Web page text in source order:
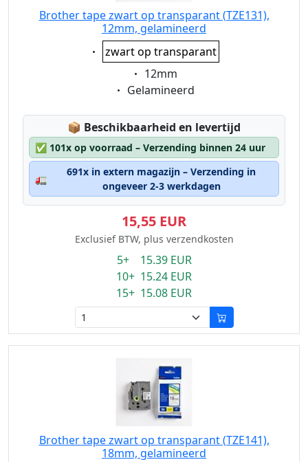
Brother tape zwart op transparant (TZE131),
12mm, gelamineerd
Eigenschaft:
zwart op transparant
Eigenschaft:
12mm
Eigenschaft:
Gelamineerd
📦 Lagerstatus:
Beschikbaarheid en levertijd
✅ 101x op voorraad – Verzending binnen 24 uur
🚛
691x in extern magazijn – Verzending in
ongeveer 2-3 werkdagen
15,55 EUR
Exclusief BTW, plus verzendkosten
5+ 15.39 EUR
10+ 15.24 EUR
15+ 15.08 EUR
Brother tape zwart op transparant (TZE141),
18mm, gelamineerd